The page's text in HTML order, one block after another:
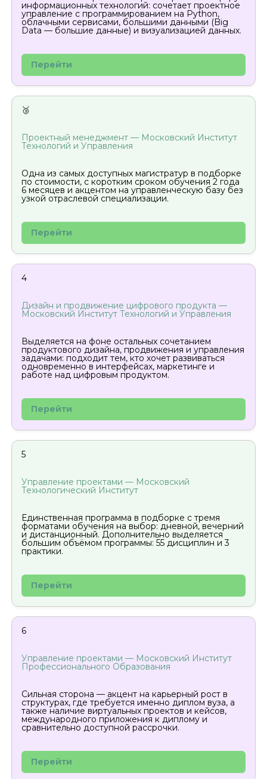
информационных технологий: сочетает проектное
управление с программированием на Python,
облачными сервисами, большими данными (Big
Data — большие данные) и визуализацией данных.
Перейти
🥉
Проектный менеджмент — Московский Институт
Технологий и Управления
Одна из самых доступных магистратур в подборке
по стоимости, с коротким сроком обучения 2 года
6 месяцев и акцентом на управленческую базу без
узкой отраслевой специализации.
Перейти
4
Дизайн и продвижение цифрового продукта —
Московский Институт Технологий и Управления
Выделяется на фоне остальных сочетанием
продуктового дизайна, продвижения и управления
задачами: подходит тем, кто хочет развиваться
одновременно в интерфейсах, маркетинге и
работе над цифровым продуктом.
Перейти
5
Управление проектами — Московский
Технологический Институт
Единственная программа в подборке с тремя
форматами обучения на выбор: дневной, вечерний
и дистанционный. Дополнительно выделяется
большим объёмом программы: 55 дисциплин и 3
практики.
Перейти
6
Управление проектами — Московский Институт
Профессионального Образования
Сильная сторона — акцент на карьерный рост в
структурах, где требуется именно диплом вуза, а
также наличие виртуальных проектов и кейсов,
международного приложения к диплому и
сравнительно доступной рассрочки.
Перейти